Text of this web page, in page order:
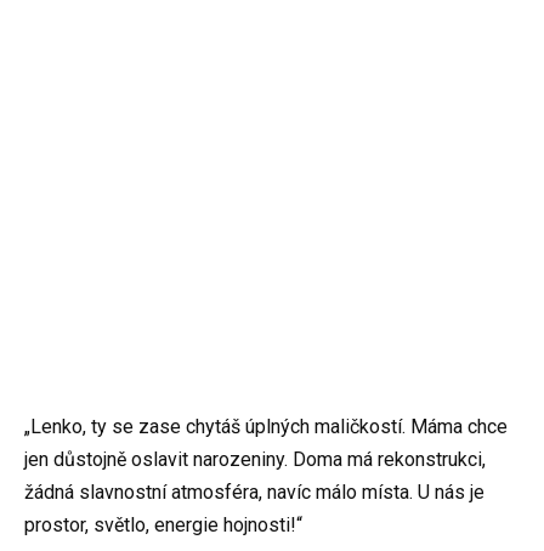
„Lenko, ty se zase chytáš úplných maličkostí. Máma chce
jen důstojně oslavit narozeniny. Doma má rekonstrukci,
žádná slavnostní atmosféra, navíc málo místa. U nás je
prostor, světlo, energie hojnosti!“